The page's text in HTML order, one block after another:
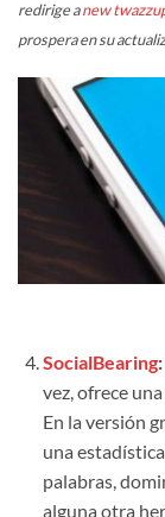
redirige anew
prospera en su
SocialBearing:
vez, ofrece
En la versión
una
palabras,
alguna otra